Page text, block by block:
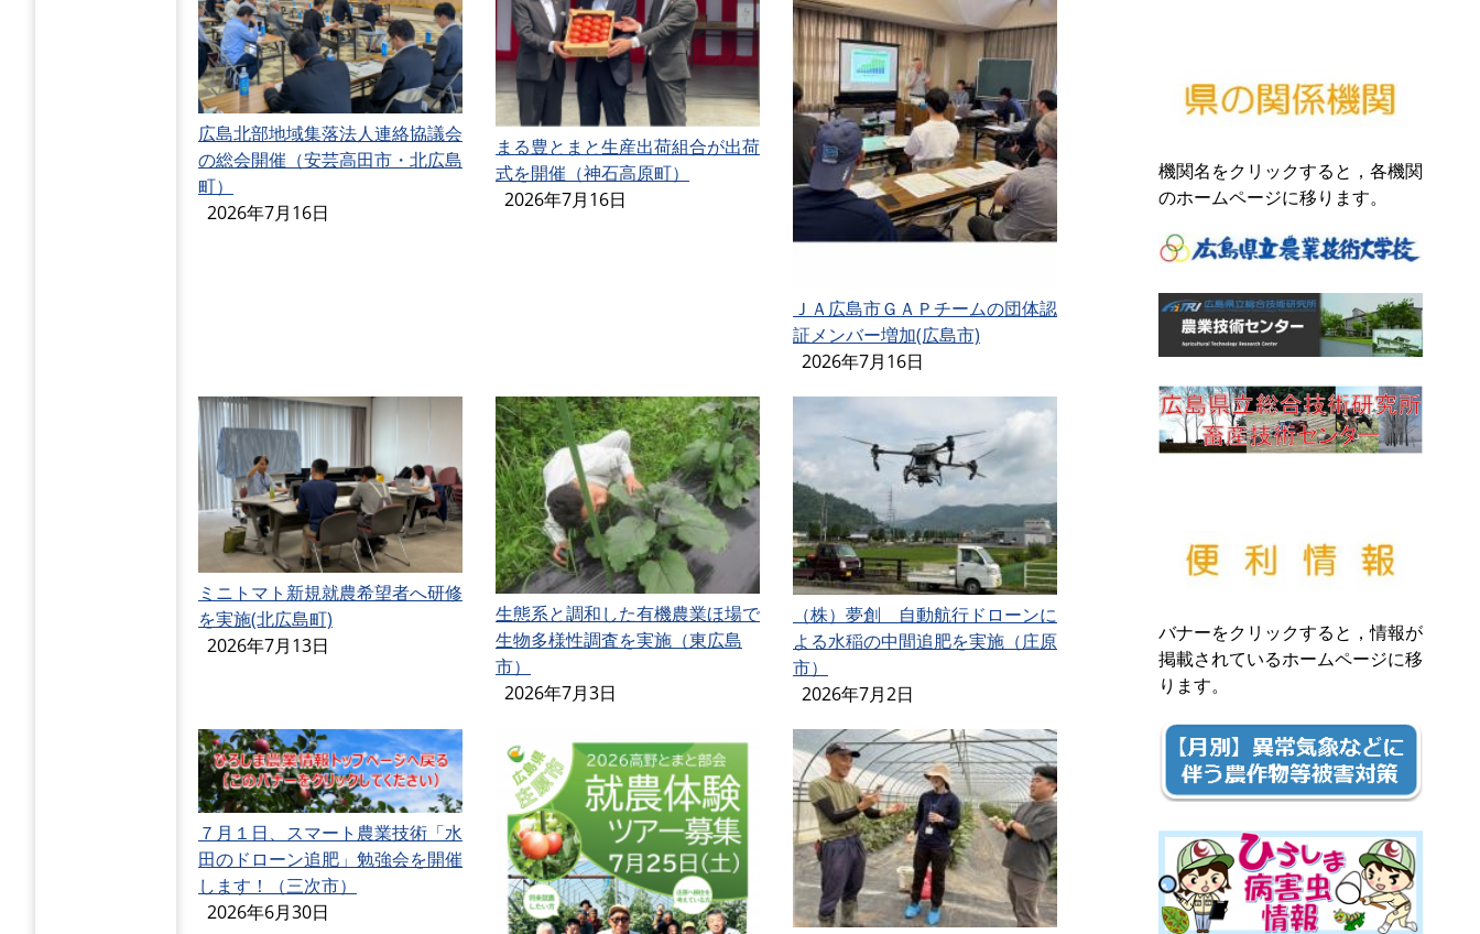
広島北部地域集落法人連絡協議会
の総会開催（安芸高田市・北広島
町）
2026年7月16日
まる豊とまと生産出荷組合が出荷
式を開催（神石高原町）
2026年7月16日
ＪＡ広島市ＧＡＰチームの団体認
証メンバー増加(広島市)
2026年7月16日
ミニトマト新規就農希望者へ研修
を実施(北広島町)
2026年7月13日
生態系と調和した有機農業ほ場で
生物多様性調査を実施（東広島
市）
2026年7月3日
（株）夢創 自動航行ドローンに
よる水稲の中間追肥を実施（庄原
市）
2026年7月2日
７月１日、スマート農業技術「水
田のドローン追肥」勉強会を開催
します！（三次市）
2026年6月30日
機関名をクリックすると，各機関
のホームページに移ります。
バナーをクリックすると，情報が
掲載されているホームページに移
ります。